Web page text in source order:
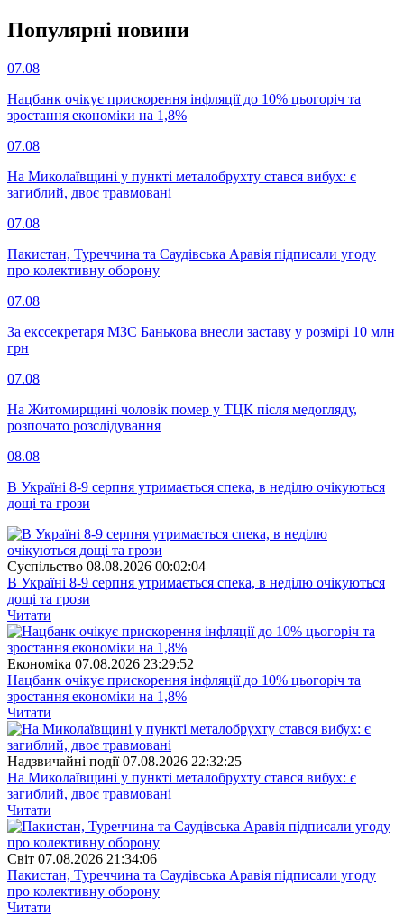
Популярнi новини
07.08
Нацбанк очікує прискорення інфляції до 10% цьогоріч та
зростання економіки на 1,8%
07.08
На Миколаївщині у пункті металобрухту стався вибух: є
загиблий, двоє травмовані
07.08
Пакистан, Туреччина та Саудівська Аравія підписали угоду
про колективну оборону
07.08
За екссекретаря МЗС Банькова внесли заставу у розмірі 10 млн
грн
07.08
На Житомирщині чоловік помер у ТЦК після медогляду,
розпочато розслідування
08.08
В Україні 8-9 серпня утримається спека, в неділю очікуються
дощі та грози
Суспiльство 08.08.2026 00:02:04
В Україні 8-9 серпня утримається спека, в неділю очікуються
дощі та грози
Читати
Економіка 07.08.2026 23:29:52
Нацбанк очікує прискорення інфляції до 10% цьогоріч та
зростання економіки на 1,8%
Читати
Надзвичайні події 07.08.2026 22:32:25
На Миколаївщині у пункті металобрухту стався вибух: є
загиблий, двоє травмовані
Читати
Свiт 07.08.2026 21:34:06
Пакистан, Туреччина та Саудівська Аравія підписали угоду
про колективну оборону
Читати